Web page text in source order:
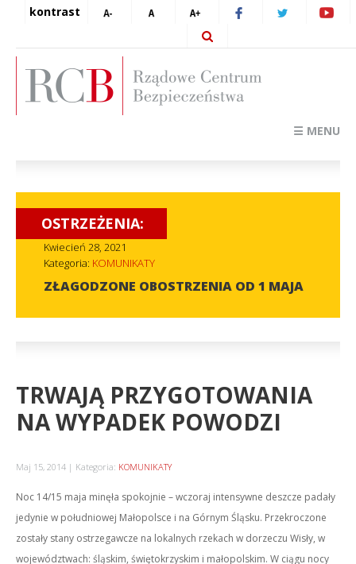
kontrast
☰ MENU
OSTRZEŻENIA:
Kwiecień 28, 2021
Kategoria: KOMUNIKATY
ZŁAGODZONE OBOSTRZENIA OD 1 MAJA
TRWAJĄ PRZYGOTOWANIA
NA WYPADEK POWODZI
Maj 15, 2014 Kategoria: KOMUNIKATY
Noc 14/15 maja minęła spokojnie – wczoraj intensywne deszcze padały
jedynie w południowej Małopolsce i na Górnym Śląsku. Przekroczone
zostały stany ostrzegawcze na lokalnych rzekach w dorzeczu Wisły, w
województwach: śląskim, świętokrzyskim i małopolskim. W ciągu nocy